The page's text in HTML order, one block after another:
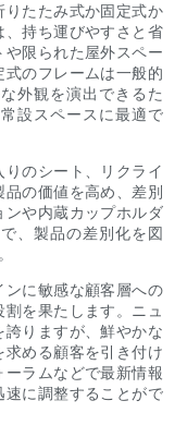
りたたみ式か固定式か
、持ち運びやすさと省
限られた屋外スペー
のフレームは一般的
外観を演出できるた
設スペースに最適で
のシート、リクライ
の価値を高め、差別
や内蔵カップホルダ
、製品の差別化を図
に敏感な顧客層への
を果たします。ニュ
りますが、鮮やかな
める顧客を引き付け
ーラムなどで最新情報
に調整することがで